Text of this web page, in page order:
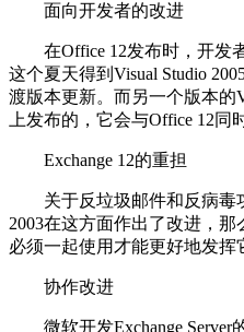
面向开发者的改进
在Office 12发布时，开发
这个夏天得到Visual Studio
渡版本更新。而另一个版本的
上发布的，它会与Office 12同
Exchange 12的重担
关于反垃圾邮件和反病毒
2003在这方面作出了改进，那
必须一起使用才能更好地发挥
协作改进
微软开发Exchange